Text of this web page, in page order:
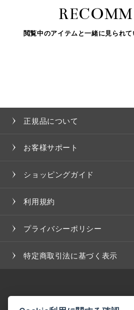
閲覧中のアイテムと一緒に見られ
正規品について
お客様サポート
ショッピングガイド
利用規約
プライバシーポリシー
特定商取引法に基づく表示